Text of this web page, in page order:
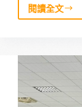
閱讀全文
南
品
經